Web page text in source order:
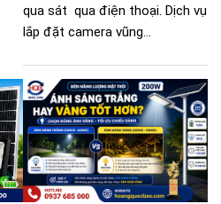
qua sát qua điện thoại. Dịch vụ
lắp đặt camera vũng...